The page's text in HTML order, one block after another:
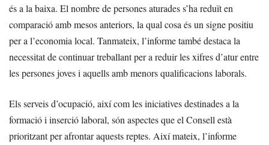
és a la baixa. El nombre de persones aturades s’ha reduït en
comparació amb mesos anteriors, la qual cosa és un signe positiu
per a l’economia local. Tanmateix, l’informe també destaca la
necessitat de continuar treballant per a reduir les xifres d’atur entre
les persones joves i aquells amb menors qualificacions laborals.
Els serveis d’ocupació, així com les iniciatives destinades a la
formació i inserció laboral, són aspectes que el Consell està
prioritzant per afrontar aquests reptes. Així mateix, l’informe